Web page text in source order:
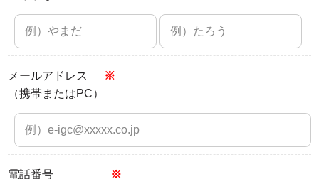
メールアドレス
（携帯またはPC）
※
電話番号 ※